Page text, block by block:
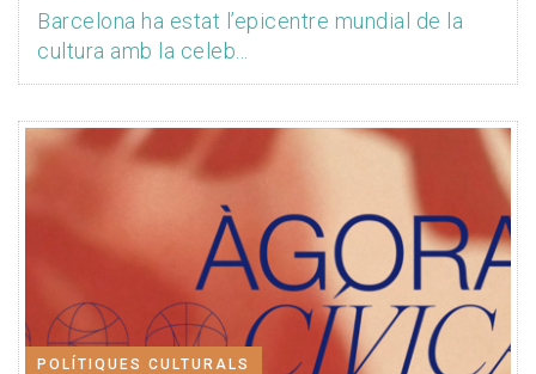
Barcelona ha estat l’epicentre mundial de la
cultura amb la celeb...
POLÍTIQUES CULTURALS